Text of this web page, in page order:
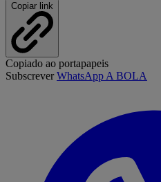
Copiar link
Copiado ao portapapeis
SubscreverWhatsApp A BOLA